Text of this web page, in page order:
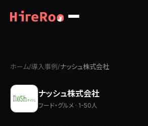
ホーム/導入事例 /ナッシュ株式会社
ナッシュ株式会社
フード・グルメ · 1-50人